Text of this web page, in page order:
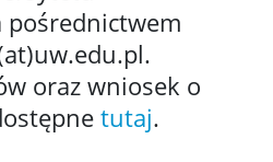
pośrednictwem
oraz wniosek o
tutaj.